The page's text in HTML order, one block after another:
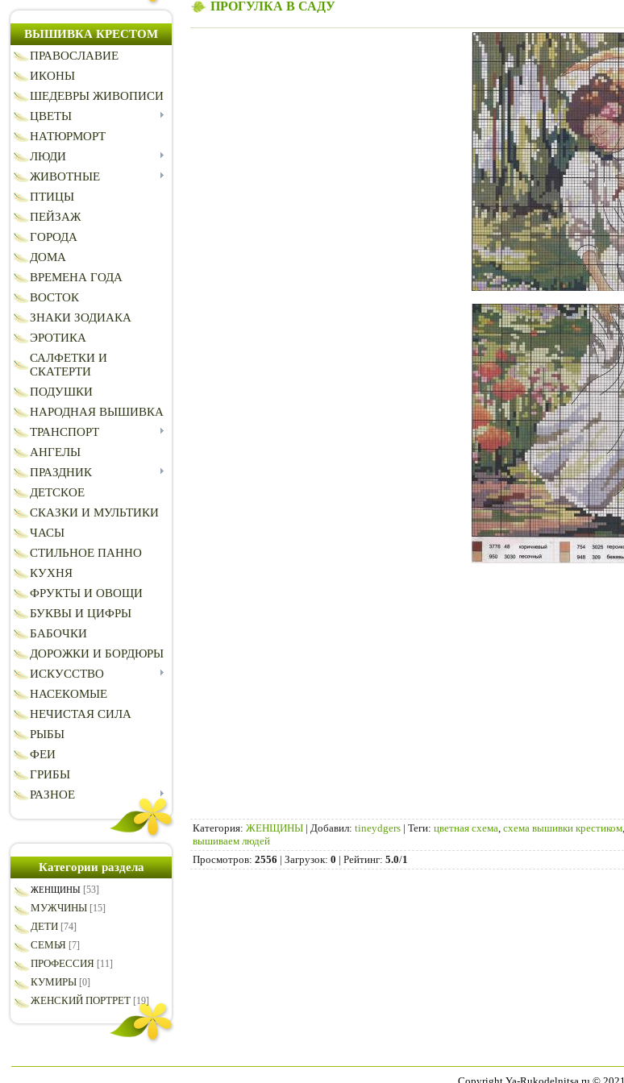
ВЫШИВКА КРЕСТОМ
ПРАВОСЛАВИЕ
ИКОНЫ
ШЕДЕВРЫ ЖИВОПИСИ
ЦВЕТЫ
НАТЮРМОРТ
ЛЮДИ
ЖИВОТНЫЕ
ПТИЦЫ
ПЕЙЗАЖ
ГОРОДА
ДОМА
ВРЕМЕНА ГОДА
ВОСТОК
ЗНАКИ ЗОДИАКА
ЭРОТИКА
САЛФЕТКИ И
СКАТЕРТИ
ПОДУШКИ
НАРОДНАЯ ВЫШИВКА
ТРАНСПОРТ
АНГЕЛЫ
ПРАЗДНИК
ДЕТСКОЕ
СКАЗКИ И МУЛЬТИКИ
ЧАСЫ
СТИЛЬНОЕ ПАННО
КУХНЯ
ФРУКТЫ И ОВОЩИ
БУКВЫ И ЦИФРЫ
БАБОЧКИ
ДОРОЖКИ И БОРДЮРЫ
ИСКУССТВО
НАСЕКОМЫЕ
НЕЧИСТАЯ СИЛА
РЫБЫ
ФЕИ
ГРИБЫ
РАЗНОЕ
Категории раздела
ЖЕНЩИНЫ [53]
МУЖЧИНЫ [15]
ДЕТИ [74]
СЕМЬЯ [7]
ПРОФЕССИЯ [11]
КУМИРЫ [0]
ЖЕНСКИЙ ПОРТРЕТ [19]
ПРОГУЛКА В САДУ
Категория: ЖЕНЩИНЫ | Добавил: tineydgers | Теги: цветная схема схема вышивки крестиком
вышиваем людей
Просмотров: 2556 | Загрузок: 0 | Рейтинг: 5.0/1